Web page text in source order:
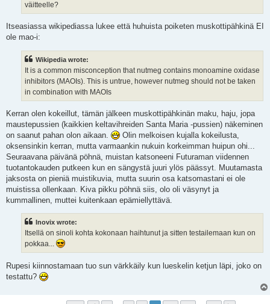
väitteelle?
Itseasiassa wikipediassa lukee että huhuista poiketen muskottipähkinä EI
ole mao-i:
Wikipedia wrote:
It is a common misconception that nutmeg contains monoamine oxidase
inhibitors (MAOIs). This is untrue, however nutmeg should not be taken
in combination with MAOIs
Kerran olen kokeillut, tämän jälkeen muskottipähkinän maku, haju, jopa
maustepussien (kaikkien keltavihreiden Santa Maria -pussien) näkeminen
on saanut pahan olon aikaan.
Olin melkoisen kujalla kokeilusta,
oksensinkin kerran, mutta varmaankin nukuin korkeimman huipun ohi...
Seuraavana päivänä pöhnä, muistan katsoneeni Futuraman viidennen
tuotantokauden putkeen kun en sängystä juuri ylös päässyt. Muutamasta
jaksosta on pieniä muistikuvia, mutta suurin osa katsomastani ei ole
muistissa ollenkaan. Kiva pikku pöhnä siis, olo oli väsynyt ja
kummallinen, muttei kuitenkaan epämiellyttävä.
Inovix wrote:
Itsellä on sinoli kohta kokonaan haihtunut ja sitten testailemaan kun on
pokkaa...
Rupesi kiinnostamaan tuo sun värkkäily kun lueskelin ketjun läpi, joko on
testattu?